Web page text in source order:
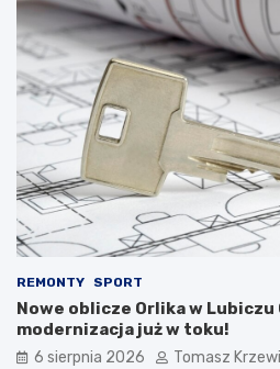
REMONTY SPORT
Nowe oblicze Orlika w Lubiczu
modernizacja już w toku!
6 sierpnia 2026 Tomasz